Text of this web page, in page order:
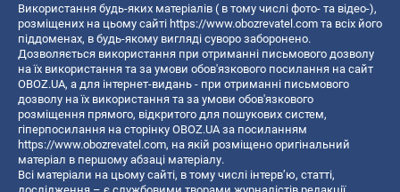
Використання будь-яких матеріалів ( в тому числі фото- та відео-),
розміщених на цьому сайті https://www.obozrevatel.com та всіх його
піддоменах, в будь-якому вигляді суворо заборонено.
Дозволяється використання при отриманні письмового дозволу
на їх використання та за умови обов'язкового посилання на сайт
OBOZ.UA, а для інтернет-видань - при отриманні письмового
дозволу на їх використання та за умови обов'язкового
розміщення прямого, відкритого для пошукових систем,
гіперпосилання на сторінку OBOZ.UA за посиланням
https://www.obozrevatel.com, на якій розміщено оригінальний
матеріал в першому абзаці матеріалу.
Всі матеріали на цьому сайті, в тому числі інтерв’ю, статті,